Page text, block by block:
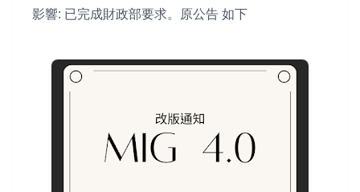
影響: 已完成財政部要求。原公告 如下